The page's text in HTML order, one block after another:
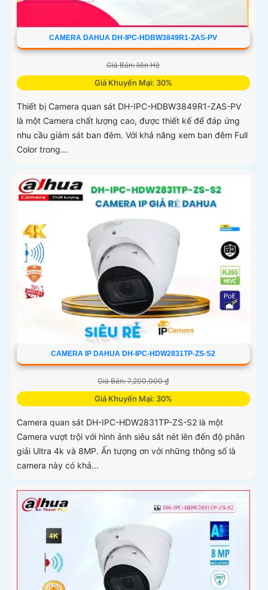
CAMERA DAHUA DH-IPC-HDBW3849R1-ZAS-PV
Giá Bán: liên Hệ
Giá Khuyến Mại: 30%
Thiết bị Camera quan sát DH-IPC-HDBW3849R1-ZAS-PV
là một Camera chất lượng cao, được thiết kế để đáp ứng
nhu cầu giám sát ban đêm. Với khả năng xem ban đêm Full
Color trong...
CAMERA IP DAHUA DH-IPC-HDW2831TP-ZS-S2
Giá Bán: 7,200,000 ₫
Giá Khuyến Mại: 30%
Camera quan sát DH-IPC-HDW2831TP-ZS-S2 là một
Camera vượt trội với hình ảnh siêu sắt nét lên đến độ phân
giải Ultra 4k và 8MP. Ấn tượng ơn với những thông số là
camera này có khả...